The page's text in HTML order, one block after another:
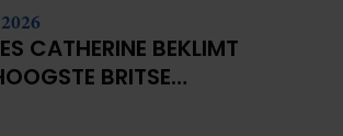
CATHERINE BEKLIMT
BRITSE